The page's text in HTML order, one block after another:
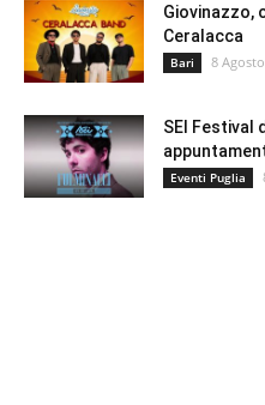
Giovinazzo,
Ceralacca
Bari 8
SEI Festival
Eventi Puglia